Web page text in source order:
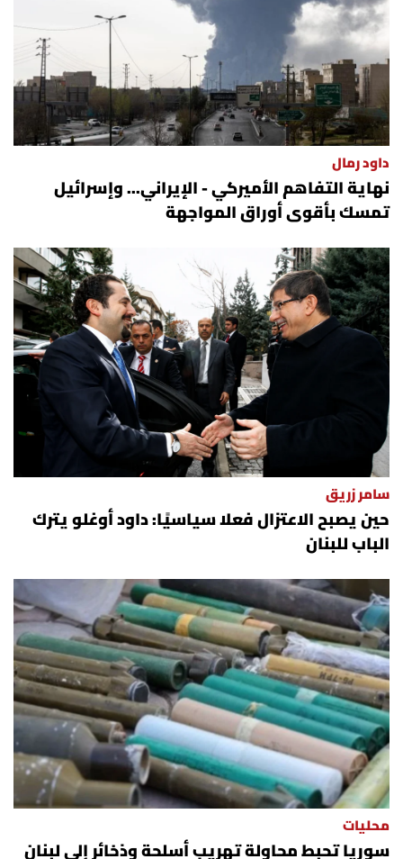
داود رمال
نهاية التفاهم الأميركي - الإيراني... وإسرائيل
تمسك بأقوى أوراق المواجهة
سامر زريق
حين يصبح الاعتزال فعلا سياسيًا: داود أوغلو يترك
الباب للبنان
محليات
سوريا تحبط محاولة تهريب أسلحة وذخائر إلى لبنان